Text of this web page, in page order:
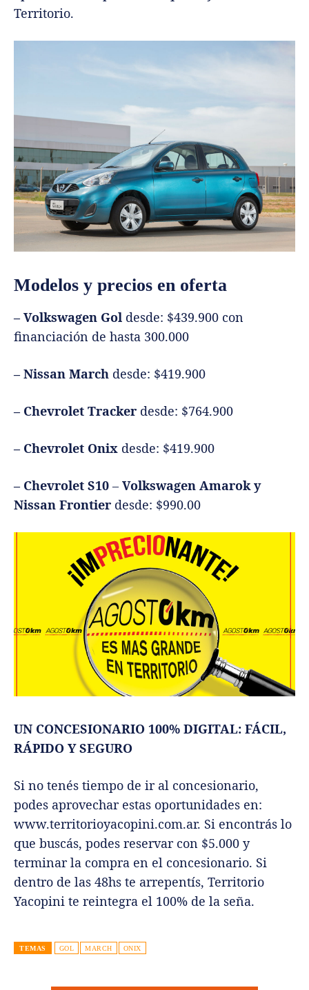
Territorio.
Modelos y precios en oferta
– Volkswagen Gol desde: $439.900 con
financiación de hasta 300.000
– Nissan March desde: $419.900
– Chevrolet Tracker desde: $764.900
– Chevrolet Onix desde: $419.900
– Chevrolet S10 – Volkswagen Amarok y
Nissan Frontier desde: $990.00
UN CONCESIONARIO 100% DIGITAL: FÁCIL,
RÁPIDO Y SEGURO
Si no tenés tiempo de ir al concesionario,
podes aprovechar estas oportunidades en:
www.territorioyacopini.com.ar. Si encontrás lo
que buscás, podes reservar con $5.000 y
terminar la compra en el concesionario. Si
dentro de las 48hs te arrepentís, Territorio
Yacopini te reintegra el 100% de la seña.
TEMAS GOL MARCH ONIX